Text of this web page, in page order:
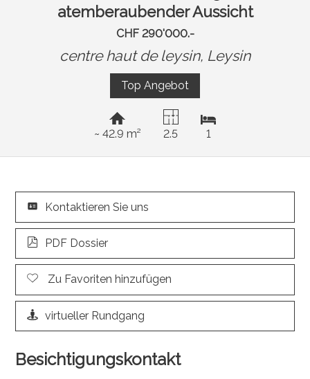
atemberaubender Aussicht
CHF 290'000.-
centre haut de leysin, Leysin
Top Angebot
~ 42.9 m² 2.5 1
Kontaktieren Sie uns
PDF Dossier
Zu Favoriten hinzufügen
virtueller Rundgang
Besichtigungskontakt